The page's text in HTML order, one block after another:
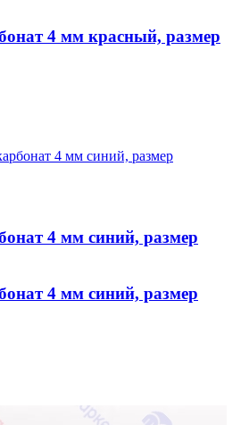
4 мм красный, размер
4 мм синий, размер
4 мм синий, размер